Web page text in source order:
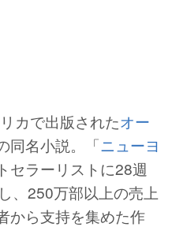
カで出版されたオー
同名小説。「ニューヨ
セラーリストに28週
、250万部以上の売上
から支持を集めた作